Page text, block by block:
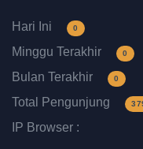
Hari Ini 0
Minggu Terakhir 0
Bulan Terakhir 0
Total Pengunjung
IP Browser :